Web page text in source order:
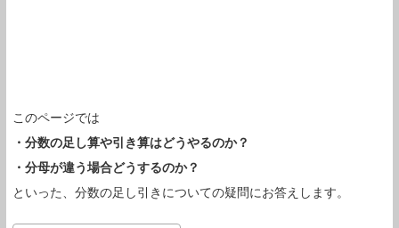
このページでは
・分数の足し算や引き算はどうやるのか？
・分母が違う場合どうするのか？
といった、分数の足し引きについての疑問にお答えします。